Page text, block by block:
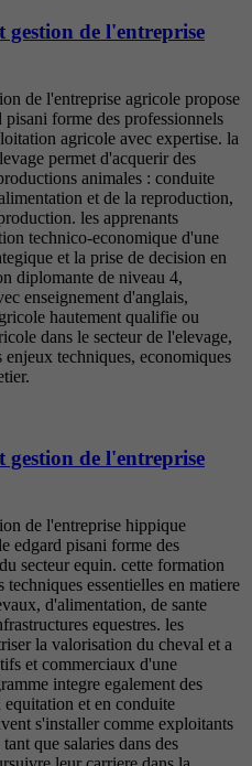
de l'entreprise
de l'entreprise agricole propose
forme des professionnels
agricole avec expertise. la
permet d'acquerir des
animales : conduite
et de la reproduction,
les apprenants
technico-economique d'une
et la prise de decision en
diplomante de niveau 4,
enseignement d'anglais,
hautement qualifie ou
dans le secteur de l'elevage,
techniques, economiques
de l'entreprise
de l'entreprise hippique
edgard pisani forme des
secteur equin. cette formation
techniques essentielles en matiere
d'alimentation, de sante
equestres. les
la valorisation du cheval et a
et commerciaux d'une
integre egalement des
equitation et en conduite
s'installer comme exploitants
que salaries dans des